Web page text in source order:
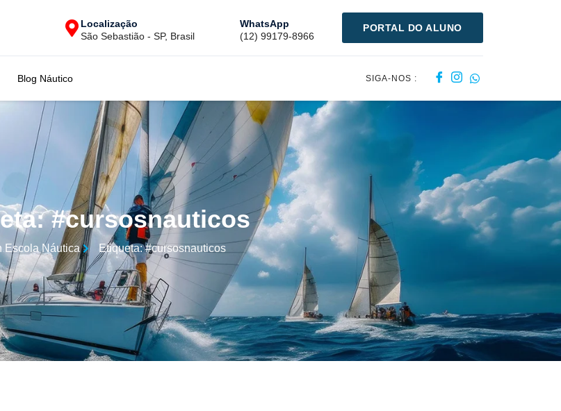
Localização
São Sebastião - SP, Brasil
WhatsApp
(12) 99179-8966
PORTAL DO ALUNO
Blog Náutico SIGA-NOS :
#cursosnauticos
Escola Náutica Etiqueta: #cursosnauticos